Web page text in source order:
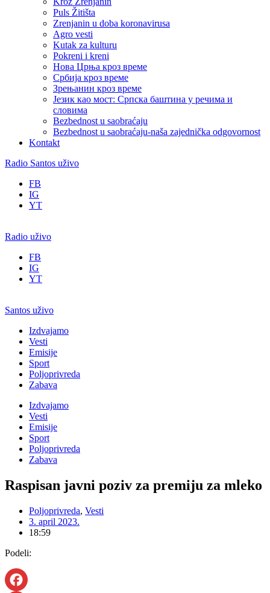
Puls Žitišta
Zrenjanin u doba koronavirusa
Agro vesti
Kutak za kulturu
Pokreni i kreni
Нова Црња кроз време
Србија кроз време
Зрењанин кроз време
Језик као мост: Српска баштина у речима и
словима
Bezbednost u saobraćaju
Bezbednost u saobraćaju-naša zajednička odgovornost
Kontakt
Radio Santos uživo
FB
IG
YT
Radio uživo
FB
IG
YT
Santos uživo
Izdvajamo
Vesti
Emisije
Sport
Poljoprivreda
Zabava
Izdvajamo
Vesti
Emisije
Sport
Poljoprivreda
Zabava
Raspisan javni poziv za premiju za mleko
Poljoprivreda, Vesti
3. april 2023.
18:59
Podeli: